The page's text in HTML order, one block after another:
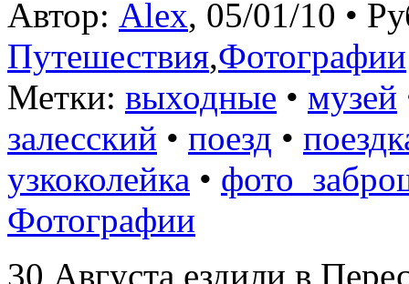
Автор: Alex, 05/01/10 •
Путешествия,Фотографии
Метки: выходные • музей
залесский • поезд •
узкоколейка •
Фотографии
30 Августа ездили в